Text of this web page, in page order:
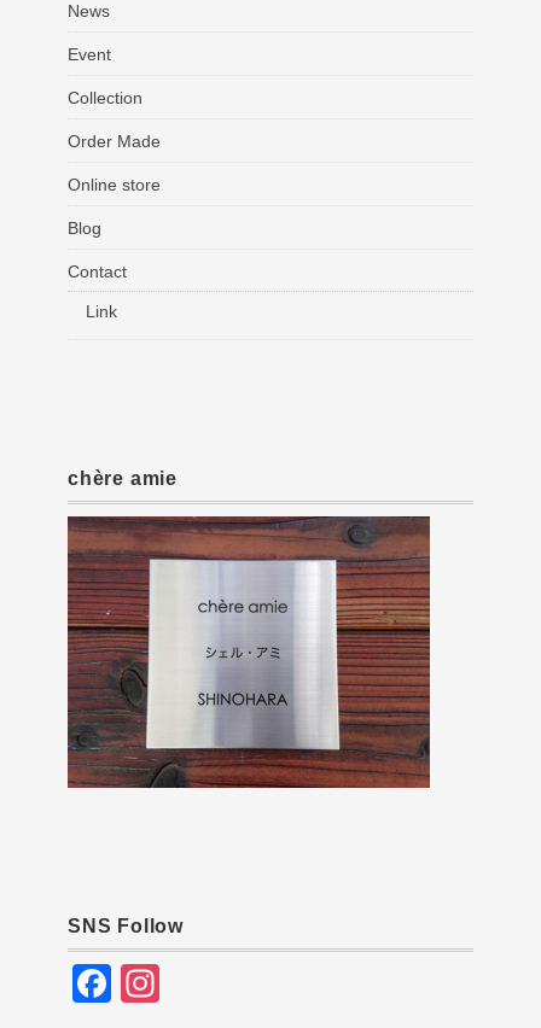
News
Event
Collection
Order Made
Online store
Blog
Contact
Link
chère amie
SNS Follow
F